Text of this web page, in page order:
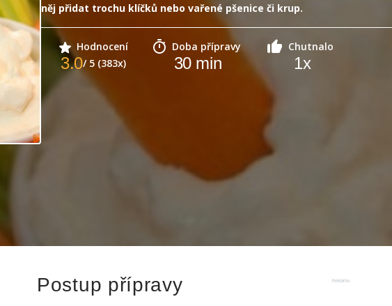
něj přidat trochu klíčků nebo vařené pšenice či krup.
Hodnocení
3.0/ 5 (383x)
Doba přípravy
30min
Chutnalo
1x
Reklama
Postup přípravy